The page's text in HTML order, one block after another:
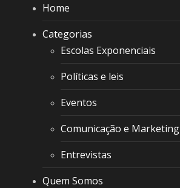
Home
Categorias
Escolas Exponenciais
Políticas e leis
Eventos
Comunicação e Marketing
Entrevistas
Quem Somos